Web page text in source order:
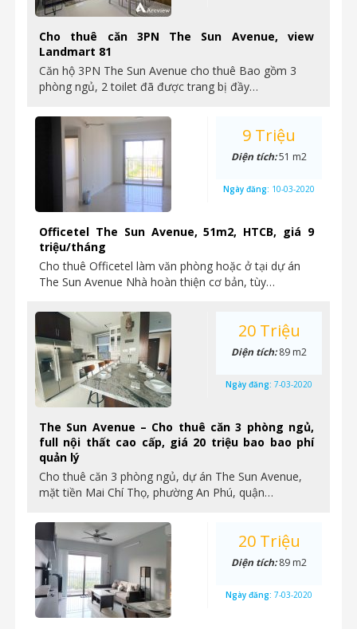
Cho thuê căn 3PN The Sun Avenue, view
Landmart 81
Căn hộ 3PN The Sun Avenue cho thuê Bao gồm 3
phòng ngủ, 2 toilet đã được trang bị đầy…
Officetel The Sun Avenue, 51m2, HTCB, giá 9
triệu/tháng
Cho thuê Officetel làm văn phòng hoặc ở tại dự án
The Sun Avenue Nhà hoàn thiện cơ bản, tùy…
9 Triệu
Diện tích:51 m2
Ngày đăng: 10-03-2020
The Sun Avenue – Cho thuê căn 3 phòng ngủ,
full nội thất cao cấp, giá 20 triệu bao bao phí
quản lý
Cho thuê căn 3 phòng ngủ, dự án The Sun Avenue,
mặt tiền Mai Chí Thọ, phường An Phú, quận…
20 Triệu
Diện tích:89 m2
Ngày đăng: 7-03-2020
20 Triệu
Diện tích:89 m2
Ngày đăng: 7-03-2020